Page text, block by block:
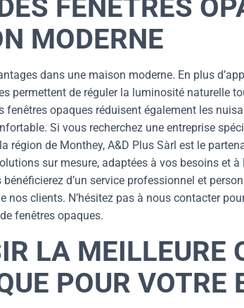
FENÊTRES
MODERNE
dans une maison moderne. En plus
permettent de réguler la luminosité naturelle
opaques réduisent également les
Si vous recherchez une entreprise
région de Monthey, A&D Plus Sàrl est le
sur mesure, adaptées à vos besoins et à
d’un service professionnel et
clients. N’hésitez pas à nous contacter
fenêtres opaques.
LA MEILLEURE
POUR VOTRE